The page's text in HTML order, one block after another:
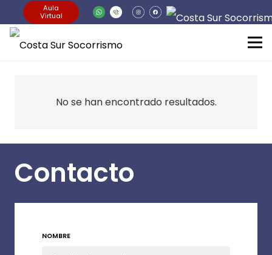
Aula
Virtual
No se han encontrado resultados.
Contacto
NOMBRE